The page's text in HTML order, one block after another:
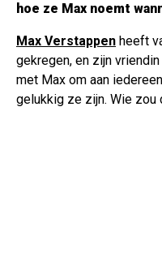
hoe ze Max noemt
Max Verstappen heeft
gekregen, en zijn
met Max om aan
gelukkig ze zijn. Wie zou